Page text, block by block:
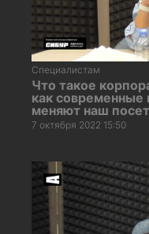
Специалистам
Что такое
как
меняют наш
7 октября 2022 15:50